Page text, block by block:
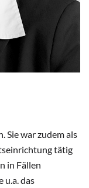
Sie war zudem als
tätig
in Fällen
u.a. das